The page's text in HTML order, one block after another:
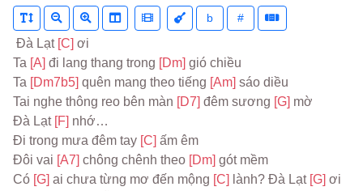
b #
Đà Lạt [C] ơi
Ta [A] đi lang thang trong [Dm] gió chiều
Ta [Dm7b5] quên mang theo tiếng [Am] sáo diều
Tai nghe thông reo bên màn [D7] đêm sương [G] mờ
Đà Lạt [F] nhớ…
Đi trong mưa đêm tay [C] ấm êm
Đôi vai [A7] chông chênh theo [Dm] gót mềm
Có [G] ai chưa từng mơ đến mộng [C] lành? Đà Lạt [G] ơi